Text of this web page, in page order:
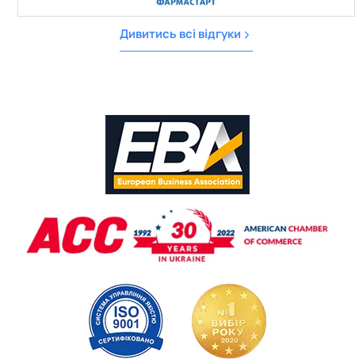
Дивитись всі відгуки